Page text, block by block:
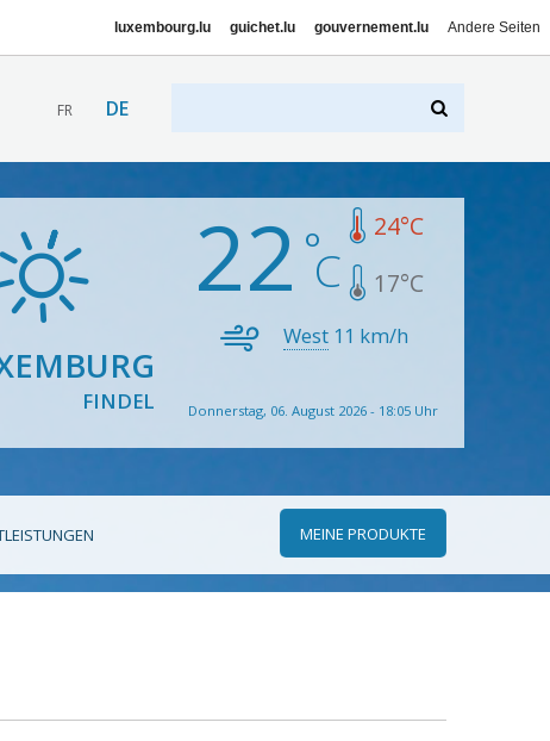
luxembourg.lu guichet.lu gouvernement.lu Andere Seiten
FR DE
FINDEL
22 24°C
17°C
West 11 km/h
Donnerstag, 06. August 2026 - 18:05 Uhr
MEINE PRODUKTE